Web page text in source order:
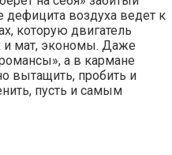
воздуха ведет к
которую двигатель
и мат, экономы. Даже
а в кармане
вытащить, пробить и
пусть и самым